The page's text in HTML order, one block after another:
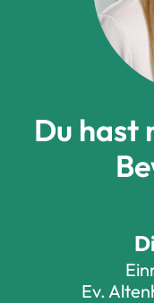
Du hast
Ev.